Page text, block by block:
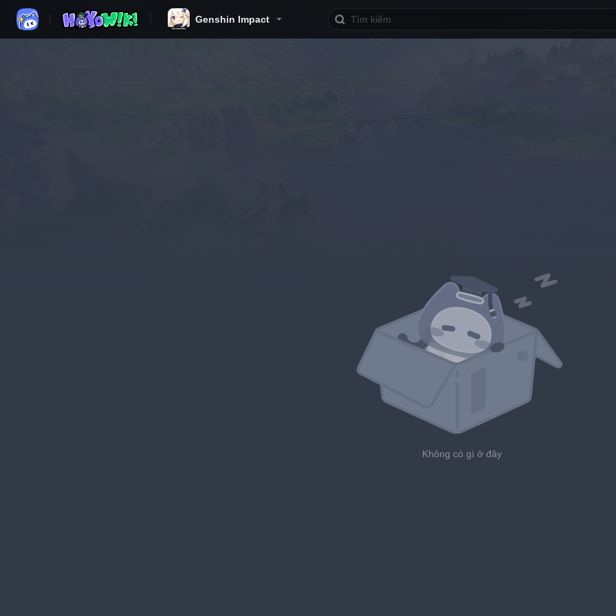
Genshin Impact
Không có gì ở đây